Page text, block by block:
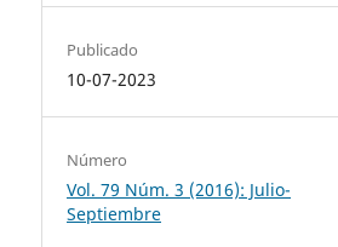
Publicado
10-07-2023
Número
Vol. 79 Núm. 3 (2016): Julio-
Septiembre